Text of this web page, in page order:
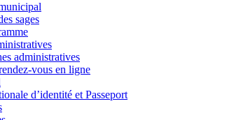
sages
administratives
vous en ligne
d’identité et Passeport